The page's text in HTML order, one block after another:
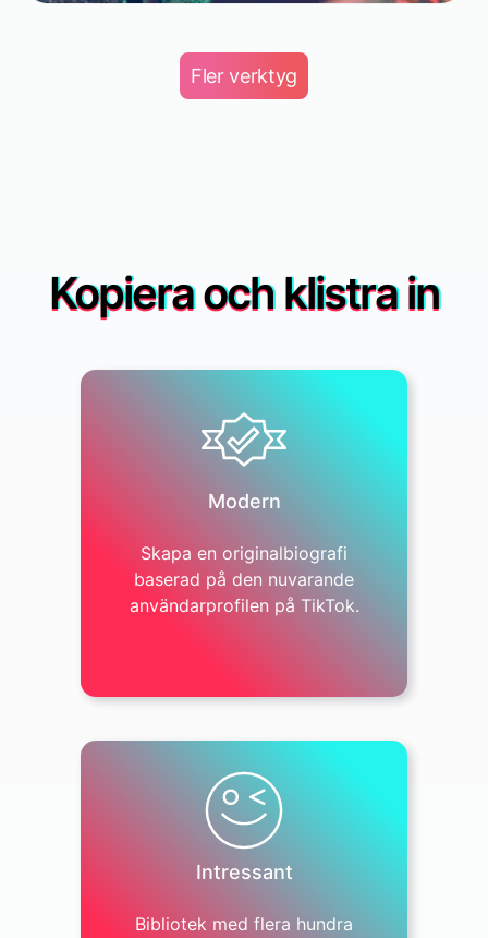
Fler verktyg
Kopiera och klistra in
Modern
Skapa en originalbiografi
baserad på den nuvarande
användarprofilen på TikTok.
Intressant
Bibliotek med flera hundra